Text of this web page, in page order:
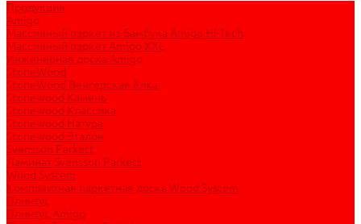
Продукция
Amigo
Массивный паркет из бамбука Amigo Hi-Tech
Массивный паркет Amigo XXL
Инженерная доска Amigo
StoneWood
StoneWood Венгерская ёлка
Stonewood Камень
Stonewood Классика
Stonewood Натура
Stonewood Эталон
Svensson Parkett
Ламинат Svensson Parkett
Wood System
Композитная паркетная доска Wood System
Плинтус
Плинтус Amigo